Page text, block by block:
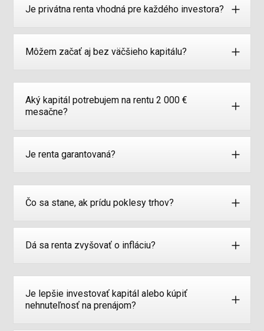
Je privátna renta vhodná pre každého investora?
Môžem začať aj bez väčšieho kapitálu?
Aký kapitál potrebujem na rentu 2 000 €
mesačne?
Je renta garantovaná?
Čo sa stane, ak prídu poklesy trhov?
Dá sa renta zvyšovať o infláciu?
Je lepšie investovať kapitál alebo kúpiť
nehnuteľnosť na prenájom?